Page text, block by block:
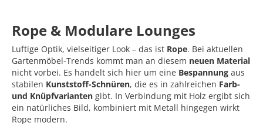
Rope & Modulare Lounges
Luftige Optik, vielseitiger Look – das ist Rope. Bei aktuellen
Gartenmöbel-Trends kommt man an diesem neuen Material
nicht vorbei. Es handelt sich hier um eine Bespannung aus
stabilen Kunststoff-Schnüren, die es in zahlreichen Farb-
und Knüpfvarianten gibt. In Verbindung mit Holz ergibt sich
ein natürliches Bild, kombiniert mit Metall hingegen wirkt
Rope modern.